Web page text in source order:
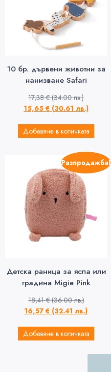
10 бр. дървени животни за
нанизване Safari
17,38€ (34.00 лв.)
15,65 € (30.61 лв.)
Добавяне в количката
Разпродажба!
Детска раница за ясла или
градина Migie Pink
18,41€ (36.00 лв.)
16,57 € (32.41 лв.)
Добавяне в количката